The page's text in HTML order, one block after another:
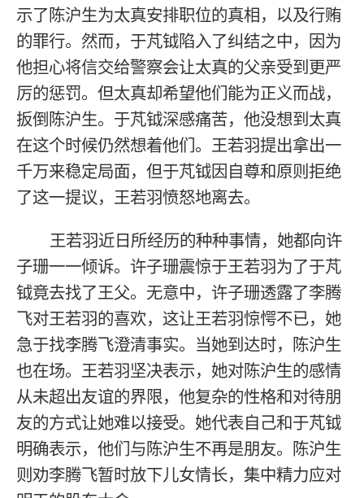
示了陈沪生为太真安排职位的真相，以及行贿
的罪行。然而，于芃钺陷入了纠结之中，因为
他担心将信交给警察会让太真的父亲受到更严
厉的惩罚。但太真却希望他们能为正义而战，
扳倒陈沪生。于芃钺深感痛苦，他没想到太真
在这个时候仍然想着他们。王若羽提出拿出一
千万来稳定局面，但于芃钺因自尊和原则拒绝
了这一提议，王若羽愤怒地离去。
王若羽近日所经历的种种事情，她都向许
子珊一一倾诉。许子珊震惊于王若羽为了于芃
钺竟去找了王父。无意中，许子珊透露了李腾
飞对王若羽的喜欢，这让王若羽惊愕不已，她
急于找李腾飞澄清事实。当她到达时，陈沪生
也在场。王若羽坚决表示，她对陈沪生的感情
从未超出友谊的界限，他复杂的性格和对待朋
友的方式让她难以接受。她代表自己和于芃钺
明确表示，他们与陈沪生不再是朋友。陈沪生
则劝李腾飞暂时放下儿女情长，集中精力应对